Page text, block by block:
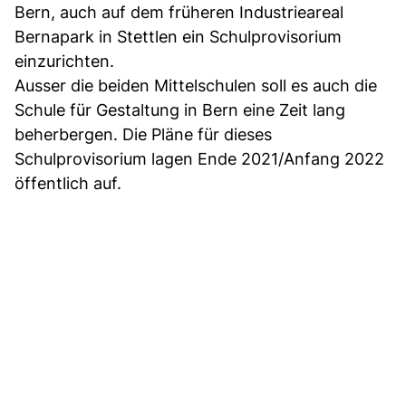
Bern, auch auf dem früheren Industrieareal
Bernapark in Stettlen ein Schulprovisorium
einzurichten.
Ausser die beiden Mittelschulen soll es auch die
Schule für Gestaltung in Bern eine Zeit lang
beherbergen. Die Pläne für dieses
Schulprovisorium lagen Ende 2021/Anfang 2022
öffentlich auf.